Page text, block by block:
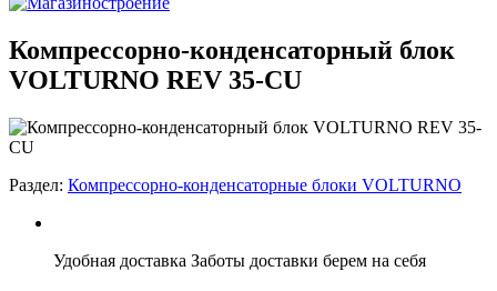
Компрессорно-конденсаторный блок
VOLTURNO REV 35-CU
Раздел: Компрессорно-конденсаторные блоки VOLTURNO
Удобная доставка Заботы доставки берем на себя